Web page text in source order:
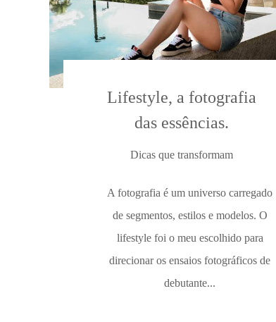
Lifestyle, a fotografia
das essências.
Dicas que transformam
A fotografia é um universo carregado
de segmentos, estilos e modelos. O
lifestyle foi o meu escolhido para
direcionar os ensaios fotográficos de
debutante...